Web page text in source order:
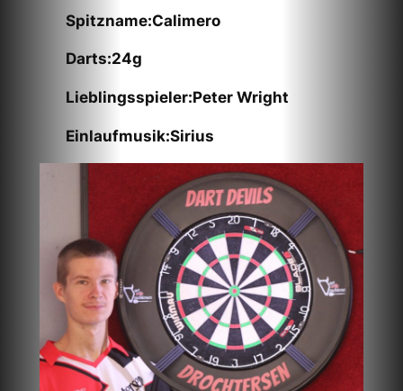
Spitzname:Calimero
Darts:24g
Lieblingsspieler:Peter Wright
Einlaufmusik:Sirius